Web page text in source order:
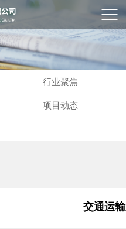
行业聚焦
项目动态
交通运